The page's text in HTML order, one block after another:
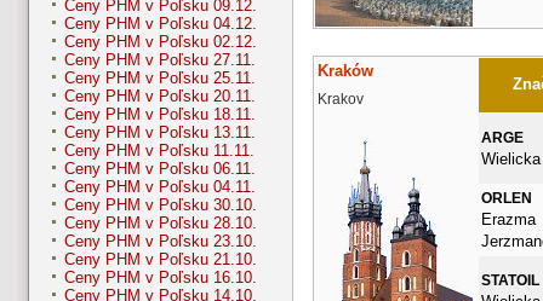
Ceny PHM v Poľsku 09.12.
Ceny PHM v Poľsku 04.12.
Ceny PHM v Poľsku 02.12.
Ceny PHM v Poľsku 27.11.
Ceny PHM v Poľsku 25.11.
Ceny PHM v Poľsku 20.11.
Ceny PHM v Poľsku 18.11.
Ceny PHM v Poľsku 13.11.
Ceny PHM v Poľsku 11.11.
Ceny PHM v Poľsku 06.11.
Ceny PHM v Poľsku 04.11.
Ceny PHM v Poľsku 30.10.
Ceny PHM v Poľsku 28.10.
Ceny PHM v Poľsku 23.10.
Ceny PHM v Poľsku 21.10.
Ceny PHM v Poľsku 16.10.
Ceny PHM v Poľsku 14.10.
Kraków
Krakov
ARGE
Wielicka
ORLEN
Erazma
STATOIL